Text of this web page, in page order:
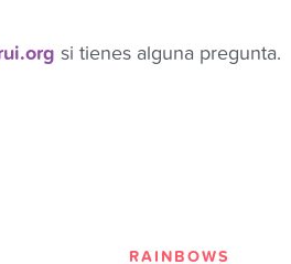
si tienes alguna pregunta.
RAINBOWS